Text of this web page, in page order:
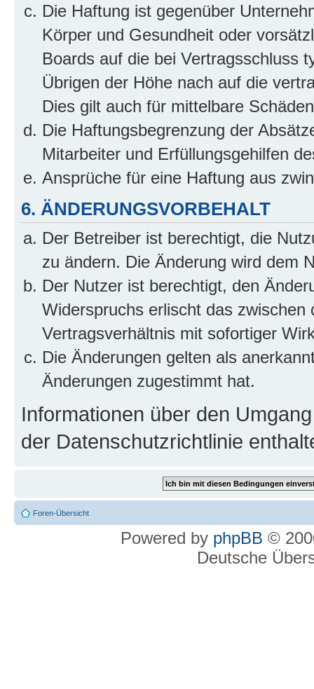
Die Haftung ist gegenüber
Körper und Gesundheit oder
Boards auf die bei Vertragsschluss
Übrigen der Höhe nach auf die
Dies gilt auch für mittelbare
Die Haftungsbegrenzung der
Mitarbeiter und Erfüllungsgehilfen
Ansprüche für eine Haftung aus
6. ÄNDERUNGSVORBEHALT
Der Betreiber ist berechtigt, die
zu ändern. Die Änderung wird dem
Der Nutzer ist berechtigt, den
Widerspruchs erlischt das
Vertragsverhältnis mit sofortiger
Die Änderungen gelten als
Änderungen zugestimmt hat.
Informationen über den
der Datenschutzrichtlinie
Foren-Übersicht
Powered by phpBB ©
Deutsche